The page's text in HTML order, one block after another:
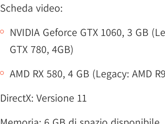
Scheda video:
NVIDIA Geforce GTX 1060, 3 GB
GTX 780, 4GB)
AMD RX 580, 4 GB (Legacy: AMD
DirectX: Versione 11